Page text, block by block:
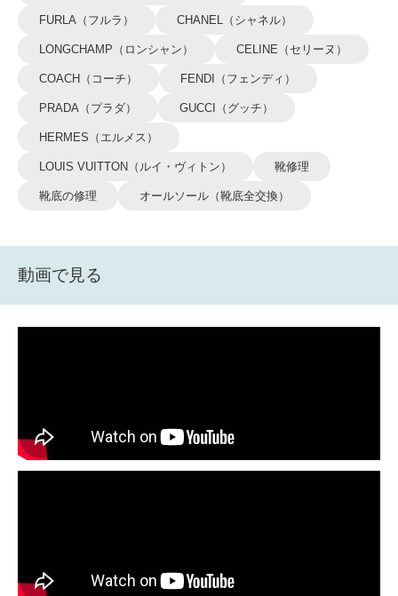
FURLA（フルラ） CHANEL（シャネル）
LONGCHAMP（ロンシャン） CELINE（セリーヌ）
COACH（コーチ） FENDI（フェンディ）
PRADA（プラダ） GUCCI（グッチ）
HERMES（エルメス）
LOUIS VUITTON（ルイ・ヴィトン） 靴修理
靴底の修理 オールソール（靴底全交換）
動画で見る